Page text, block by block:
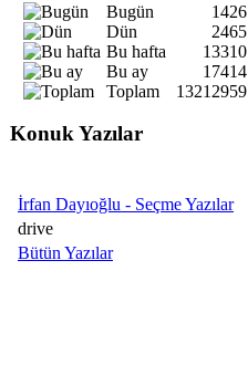
Bugün
1426
Dün
2465
Bu hafta
13310
Bu ay
17414
Toplam
13212959
Konuk Yazılar
İrfan Dayıoğlu - Seçme Yazılar
drive
Bütün Yazılar